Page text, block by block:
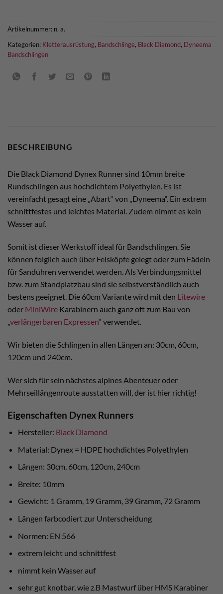
Artikelnummer: n. a.
Kategorien: Kletterausrüstung, Bandschlinge, Black Diamond, Dyneema
Bandschlingen
BESCHREIBUNG
Die Black Diamond Dynex Runner sind 10mm breite
Rundschlingen aus hochdichtem Polyethylen. Es ist
vereinfacht gesagt eine „Abart“ von „Dyneema“. Ein extrem
schnittfestes und leichtes Material. Zudem nimmt es kein
Wasser auf.
Somit ist dieser Werkstoff ideal für Bandschlingen. Sie
können folglich auch über Felsköpfe gelegt oder zum Fädeln
für Sanduhren verwendet werden. Als Verbindungsmittel
bzw. zum Standplatzbau sind sie selbstverständlich auch
bestens geeignet. Die 60cm Variante wird mit den Litewire
oder MiniWire Karabinern auch ganz oft zum Bau von
„verlängerbaren Expressen“ verwendet.
Wir bieten die Schlingen in allen Längen an: 30cm, 60cm,
120cm und 240cm.
Wer sich für sein nächstes alpines Abenteuer oder
Mehrseillängenroute ausstatten will, der ist hier richtig!
Eigenschaften Dynex Runners
Hersteller: Black Diamond
Material: Dynex = HDPE hochdichtes Polyethylen
Längen: 30cm, 60cm, 120cm, 240cm
Breite: 10mm
Gewicht: 1 Gramm, 19 Gramm, 39 Gramm, 72 Gramm
Längen farbcodiert zur Unterscheidung
Normen: EN 566
extrem leicht und schnittfest
nimmt kein Wasser auf
sehr gut knotbar, wie z.B Mastwurf über HMS Karabiner